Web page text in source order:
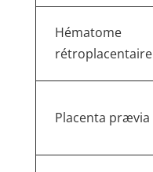
Hématome
rétroplacentaire
Placenta prævia